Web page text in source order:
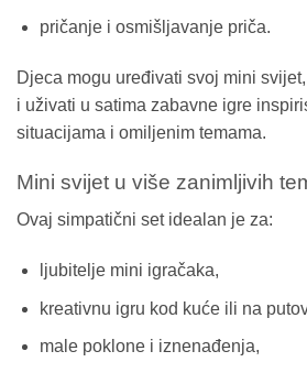
pričanje i osmišljavanje priča.
Djeca mogu uređivati svoj mini
i uživati u satima zabavne igre
situacijama i omiljenim temama.
Mini svijet u više zanimljivih
Ovaj simpatični set idealan je za:
ljubitelje mini igračaka,
kreativnu igru kod kuće ili na
male poklone i iznenađenja,